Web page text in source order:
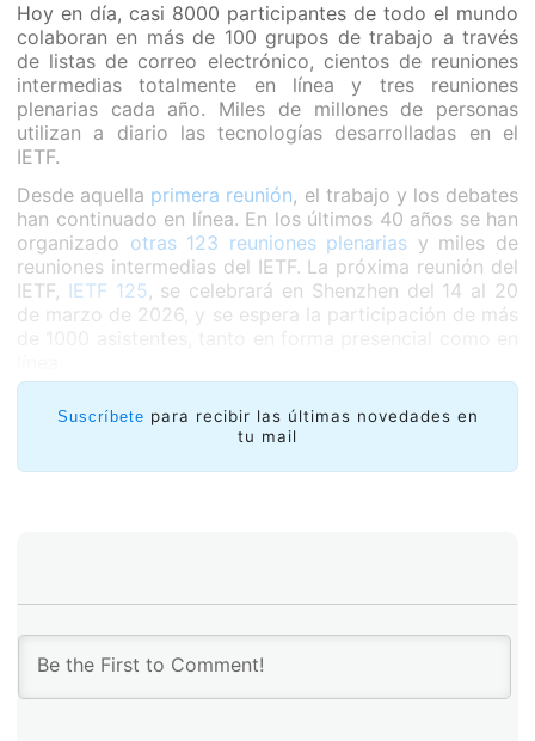
Hoy en día, casi 8000 participantes de todo el mundo
colaboran en más de 100 grupos de trabajo a través
de listas de correo electrónico, cientos de reuniones
intermedias totalmente en línea y tres reuniones
plenarias cada año. Miles de millones de personas
utilizan a diario las tecnologías desarrolladas en el
IETF.
Desde aquella primera reunión, el trabajo y los debates
han continuado en línea. En los últimos 40 años se han
organizado otras 123 reuniones plenarias y miles de
reuniones intermedias del IETF. La próxima reunión del
IETF, IETF 125, se celebrará en Shenzhen del 14 al 20
de marzo de 2026, y se espera la participación de más
Suscríbete para recibir las últimas novedades en
tu mail